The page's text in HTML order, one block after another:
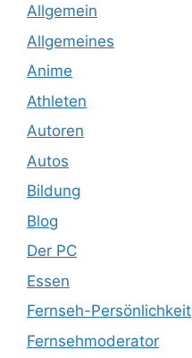
Allgemein
Allgemeines
Anime
Athleten
Autoren
Autos
Bildung
Blog
Der PC
Essen
Fernseh-Persönlichkeit
Fernsehmoderator